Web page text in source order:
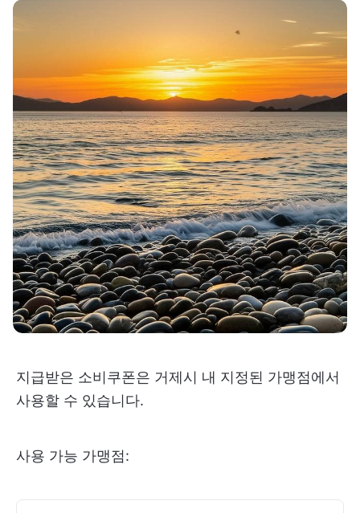
지급받은 소비쿠폰은 거제시 내 지정된 가맹점에서
사용할 수 있습니다.
사용 가능 가맹점: